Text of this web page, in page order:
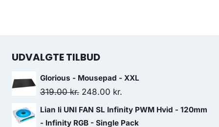
UDVALGTE TILBUD
Glorious - Mousepad - XXL
319.00kr. Original
price
was:
248.00 kr.
price
is:
Lian li UNI FAN SL Infinity PWM Hvid - 120mm
- Infinity RGB - Single Pack